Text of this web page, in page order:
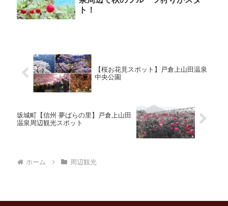
ト！
【桜お花見スポット】戸倉上山田温泉
中央公園
坂城町【信州 夢ばらの里】戸倉上山田
温泉周辺観光スポット
ホーム 周辺観光